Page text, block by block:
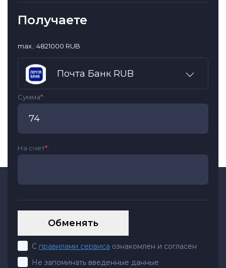
Получаете
max.: 4821000 RUB
Почта Банк RUB
Сумма*:
На счет*:
С правилами сервиса ознакомлен и согласен
Не запоминать введенные данные